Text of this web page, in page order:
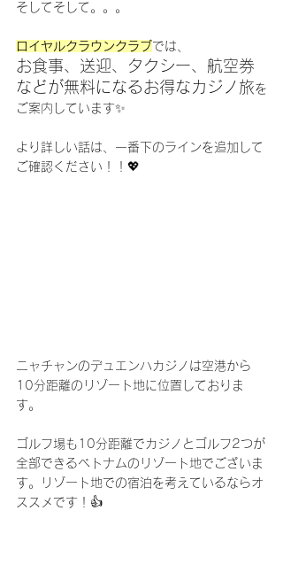
そしてそして。。。
ロイヤルクラウンクラブ では、
お食事、送迎、タクシー、航空券
などが無料になるお得なカジノ旅を
ご案内しています✨
より詳しい話は、一番下のラインを追加して
ご確認ください！！💖
ニャチャンのデュエンハカジノは空港から
10分距離のリゾート地に位置しておりま
す。
ゴルフ場も10分距離でカジノとゴルフ2つが
全部できるベトナムのリゾート地でございま
す。リゾート地での宿泊を考えているならオ
ススメです！👍